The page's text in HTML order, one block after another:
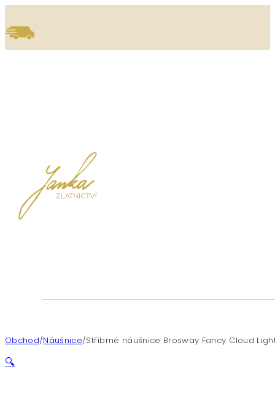
Obchod/Náušnice/Stříbrné náušnice Brosway Fancy Cloud
🔍